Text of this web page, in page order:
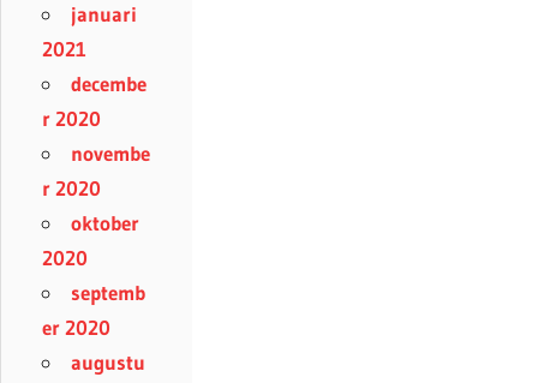
januari
2021
decembe
r 2020
novembe
r 2020
oktober
2020
septemb
er 2020
augustu